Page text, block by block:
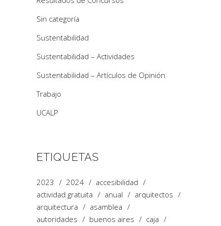
Sin categoría
Sustentabilidad
Sustentabilidad – Actividades
Sustentabilidad – Artículos de Opinión
Trabajo
UCALP
ETIQUETAS
2023 2024
accesibilidad
actividad gratuita
anual
arquitectos
arquitectura
asamblea
autoridades
buenos aires
caja